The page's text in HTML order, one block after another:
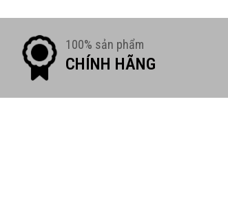
100% sản phẩm
CHÍNH HÃNG